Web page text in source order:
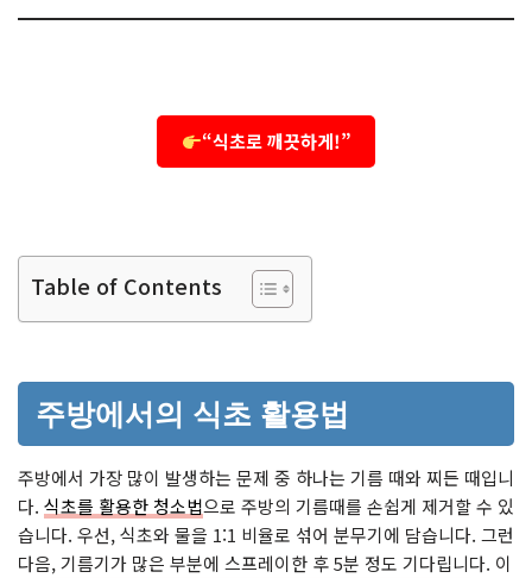
“식초로 깨끗하게!”
Table of Contents
주방에서의 식초 활용법
주방에서 가장 많이 발생하는 문제 중 하나는 기름 때와 찌든 때입니
다. 식초를 활용한 청소법으로 주방의 기름때를 손쉽게 제거할 수 있
습니다. 우선, 식초와 물을 1:1 비율로 섞어 분무기에 담습니다. 그런
다음, 기름기가 많은 부분에 스프레이한 후 5분 정도 기다립니다. 이